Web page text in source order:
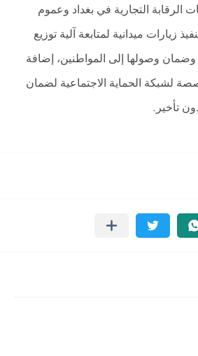
الرقابة التجارية في بغداد وعموم
زيارات ميدانية لمتابعة آلية توزيع
وضمان وصولها إلى المواطنين، إضافة
لشبكة الحماية الاجتماعية لضمان
تأخير .